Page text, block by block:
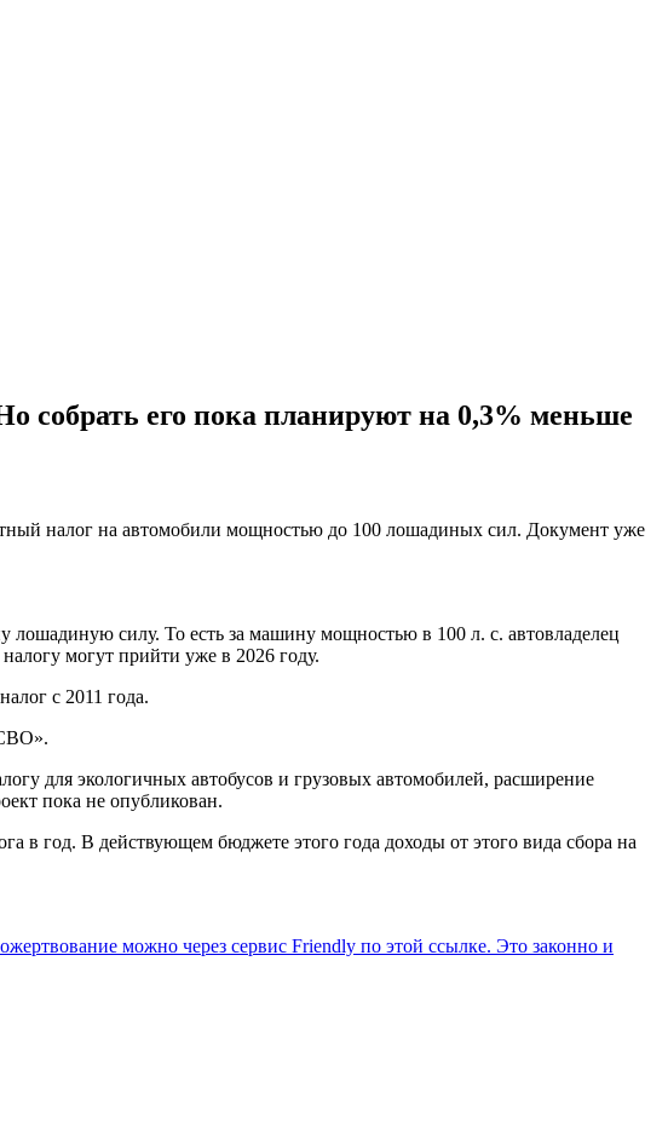
собрать его пока планируют на 0,3% меньше
налог на автомобили мощностью до 100 лошадиных сил. Документ уже
лошадиную силу. То есть за машину мощностью в 100 л. с. автовладелец
могут прийти уже в 2026 году.
с 2011 года.
для экологичных автобусов и грузовых автомобилей, расширение
пока не опубликован.
в год. В действующем бюджете этого года доходы от этого вида сбора на
можно через сервис Friendly по этой ссылке. Это законно и